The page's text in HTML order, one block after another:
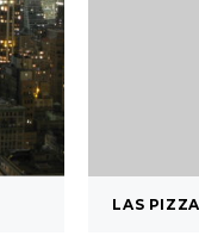
LAS